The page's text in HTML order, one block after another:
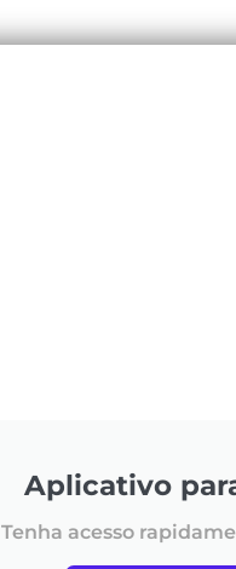
Aplicativo
Tenha acesso